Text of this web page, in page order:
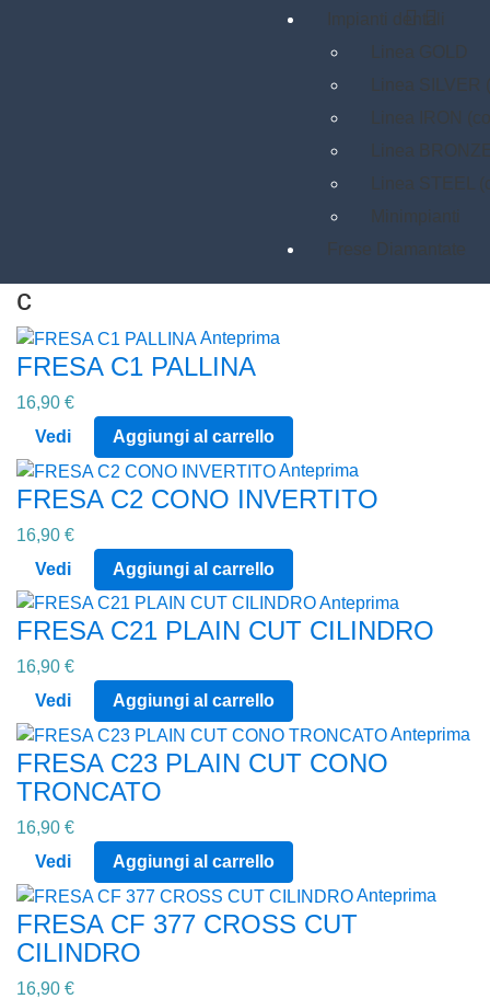
 
Impianti dentali
Linea GOLD
Linea
Linea IRON
Linea
Linea STEEL
Minimpianti
Frese Diamantate
c
Anteprima
FRESA C1 PALLINA
16,90 €
Vedi
Aggiungi al carrello
Anteprima
FRESA C2 CONO INVERTITO
16,90 €
Vedi
Aggiungi al carrello
Anteprima
FRESA C21 PLAIN CUT CILINDRO
16,90 €
Vedi
Aggiungi al carrello
Anteprima
FRESA C23 PLAIN CUT CONO
TRONCATO
16,90 €
Vedi
Aggiungi al carrello
Anteprima
FRESA CF 377 CROSS CUT
CILINDRO
16,90 €